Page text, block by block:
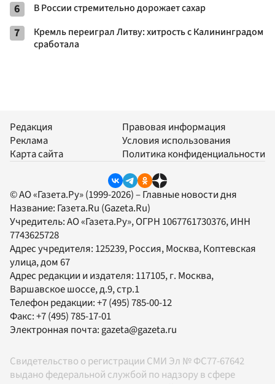
6 В России стремительно дорожает сахар
7
Кремль переиграл Литву: хитрость с Калининградом
сработала
Редакция
Реклама
Карта сайта
Правовая информация
Условия использования
Политика конфиденциальности
© АО «Газета.Ру» (1999-2026) – Главные новости дня
Название: Газета.Ru (Gazeta.Ru)
Учредитель:АО «Газета.Ру», ОГРН 1067761730376, ИНН
7743625728
Адрес учредителя: 125239, Россия, Москва, Коптевская
улица, дом 67
Адрес редакции и издателя: 117105, г. Москва,
Варшавское шоссе, д.9, стр.1
Телефон редакции:+7 (495) 785-00-12
Факс:+7 (495) 785-17-01
Электронная почта:gazeta@gazeta.ru
Свидетельство о регистрации СМИ Эл № ФС77-67642
выдано федеральной службой по надзору в сфере